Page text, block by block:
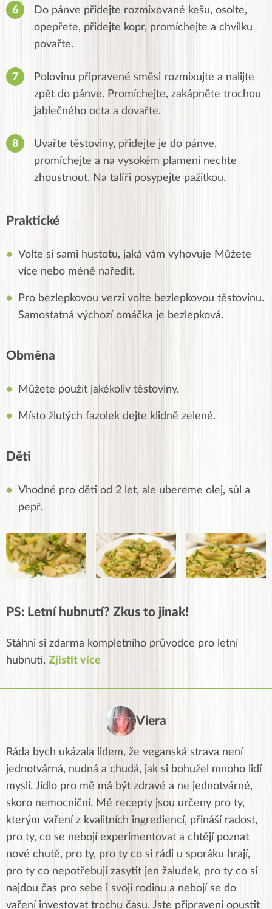
Do pánve přidejte rozmixované kešu, osolte,
opepřete, přidejte kopr, promíchejte a chvilku
povařte.
Polovinu připravené směsi rozmixujte a nalijte
zpět do pánve. Promíchejte, zakápněte trochou
jablečného octa a dovařte.
Uvařte těstoviny, přidejte je do pánve,
promíchejte a na vysokém plameni nechte
zhoustnout. Na talíři posypejte pažitkou.
Praktické
Volte si sami hustotu, jaká vám vyhovuje Můžete
více nebo méně naředit.
Pro bezlepkovou verzi volte bezlepkovou těstovinu.
Samostatná výchozí omáčka je bezlepková.
Obměna
Můžete použít jakékoliv těstoviny.
Místo žlutých fazolek dejte klidně zelené.
Děti
Vhodné pro děti od 2 let, ale ubereme olej, sůl a
pepř.
PS: Letní hubnutí? Zkus to jinak!
Stáhni si zdarma kompletního průvodce pro letní
hubnutí. Zjistit více
Viera
Ráda bych ukázala lidem, že veganská strava není
jednotvárná, nudná a chudá, jak si bohužel mnoho lidí
myslí. Jídlo pro mě má být zdravé a ne jednotvárné,
skoro nemocniční. Mé recepty jsou určeny pro ty,
kterým vaření z kvalitních ingrediencí, přináší radost,
pro ty, co se nebojí experimentovat a chtějí poznat
nové chutě, pro ty, pro ty co si rádi u sporáku hrají,
pro ty co nepotřebují zasytit jen žaludek, pro ty co si
najdou čas pro sebe i svojí rodinu a nebojí se do
vaření investovat trochu času. Jste připraveni opustit